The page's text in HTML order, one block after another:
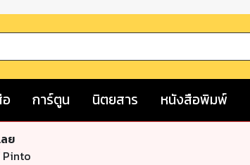
การ์ตูน นิตยสาร หนังสือพิมพ์
ย
Pinto